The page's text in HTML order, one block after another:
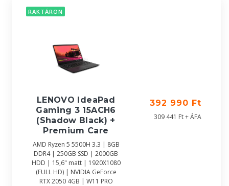
RAKTÁRON
LENOVO IdeaPad
Gaming 3 15ACH6
(Shadow Black) +
Premium Care
AMD Ryzen 5 5500H 3.3 | 8GB
DDR4 | 250GB SSD | 2000GB
HDD | 15,6" matt | 1920X1080
(FULL HD) | NVIDIA GeForce
RTX 2050 4GB | W11 PRO
392 990 Ft
309 441 Ft + ÁFA